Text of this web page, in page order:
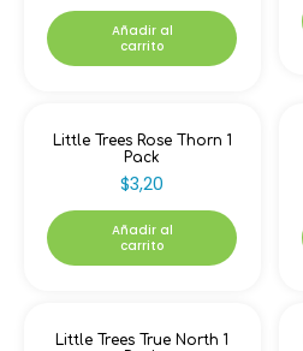
Añadir al
carrito
Little Trees Rose Thorn 1
Pack
$3,20
Añadir al
carrito
Little Trees True North 1